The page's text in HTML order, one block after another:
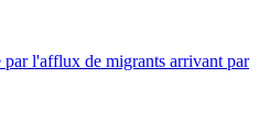
par l'afflux de migrants arrivant par